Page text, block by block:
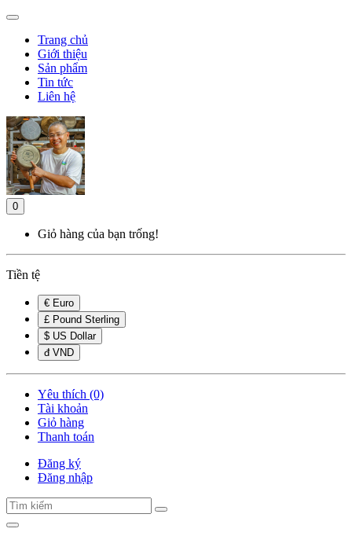
Trang chủ
Giới thiệu
Sản phẩm
Tin tức
Liên hệ
0
Giỏ hàng của bạn trống!
Tiền tệ
€ Euro
£ Pound Sterling
$ US Dollar
đ VND
Yêu thích (0)
Tài khoản
Giỏ hàng
Thanh toán
Đăng ký
Đăng nhập